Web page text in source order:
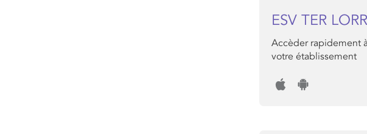
ESV TER LORR
Accèder rapidement
votre établissement